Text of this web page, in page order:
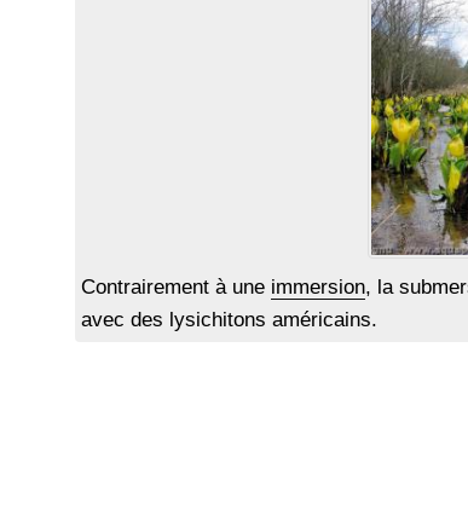
Contrairement à une immersion, la
avec des lysichitons américains.